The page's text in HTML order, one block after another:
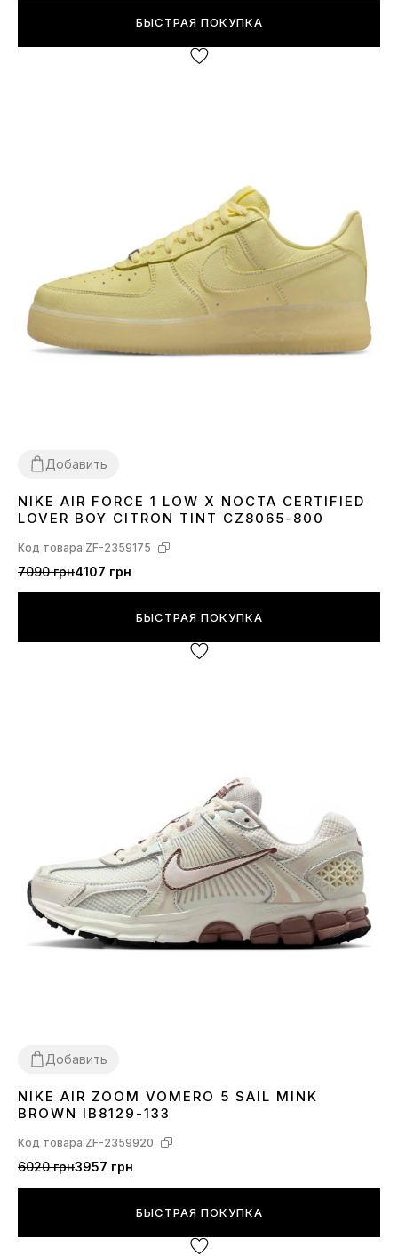
БЫСТРАЯ ПОКУПКА
Добавить
3637 38 39 40424344 45
NIKE AIR FORCE 1 LOW X NOCTA CERTIFIED
LOVER BOY CITRON TINT CZ8065-800
Код товара:ZF-2359175
7090 грн4107 грн
БЫСТРАЯ ПОКУПКА
Добавить
3637 38 39 4041
NIKE AIR ZOOM VOMERO 5 SAIL MINK
BROWN IB8129-133
Код товара:ZF-2359920
6020 грн3957 грн
БЫСТРАЯ ПОКУПКА